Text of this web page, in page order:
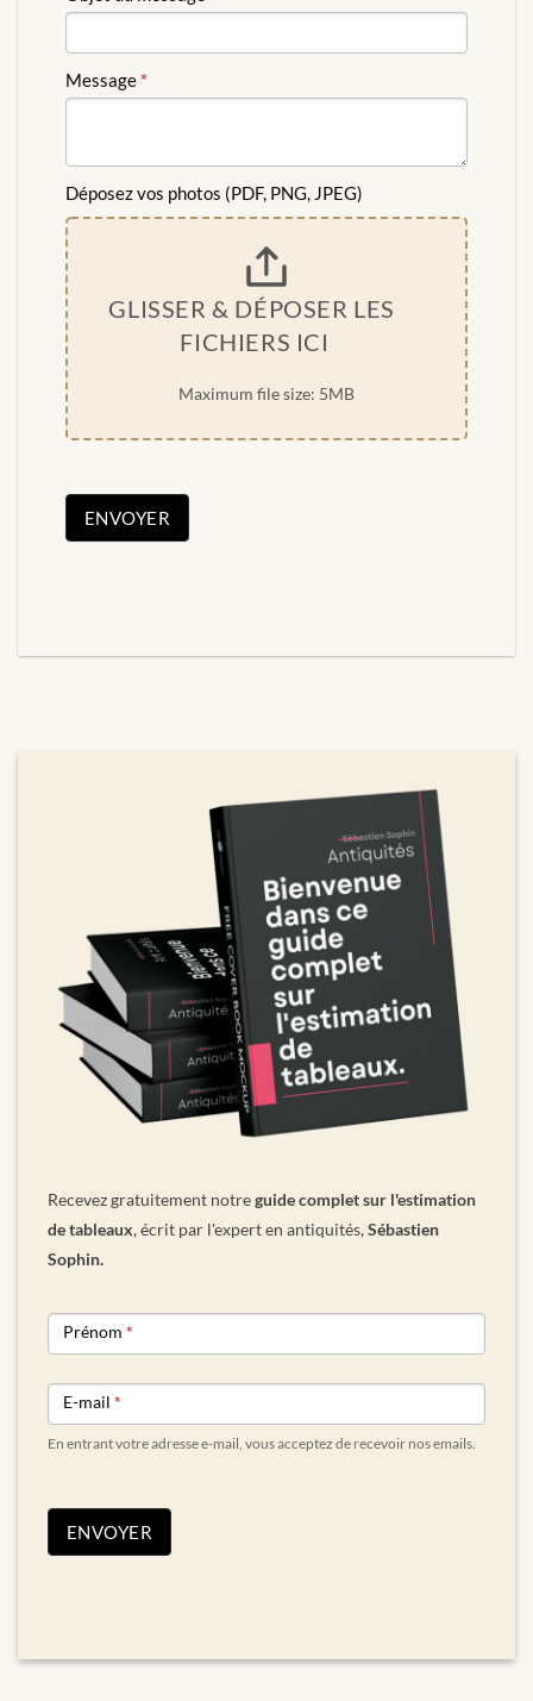
Message*
Déposez vos photos (PDF, PNG, JPEG)
GLISSER & DÉPOSER LES
FICHIERS ICI
Maximum file size: 5MB
ENVOYER
Recevez gratuitement notreguide complet sur l'estimation
de tableaux, écrit par l'expert en antiquités,Sébastien
Sophin.
NEWSLETTER
FORM
Prénom *
E-mail *
En entrant votre adresse e-mail, vous acceptez de recevoir nos emails.
ENVOYER